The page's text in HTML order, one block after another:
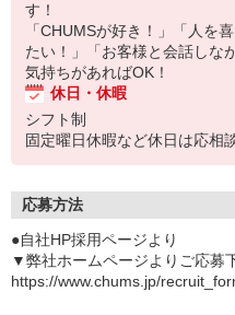
す！
「CHUMSが好き！」「人を
たい！」「お客様と会話しな
気持ちがあればOK！
休日・休暇
シフト制
固定曜日休暇など休日は応相
応募方法
●自社HP採用ページより
▼弊社ホームページよりご応募
https://www.chums.jp/